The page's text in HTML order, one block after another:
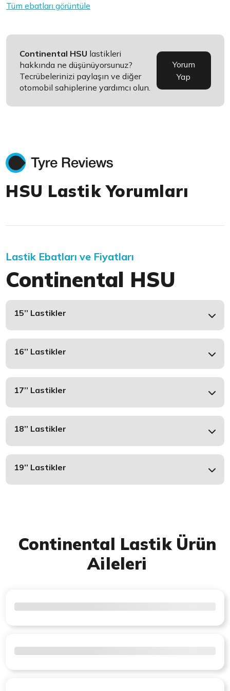
Tüm ebatları görüntüle
Continental HSU lastikleri
hakkında ne düşünüyorsunuz?
Tecrübelerinizi paylaşın ve diğer
otomobil sahiplerine yardımcı olun.
Yorum
Yap
HSU Lastik Yorumları
Lastik Ebatları ve Fiyatları
Continental HSU
15’’ Lastikler
16’’ Lastikler
17’’ Lastikler
18’’ Lastikler
19’’ Lastikler
Continental Lastik Ürün
Aileleri